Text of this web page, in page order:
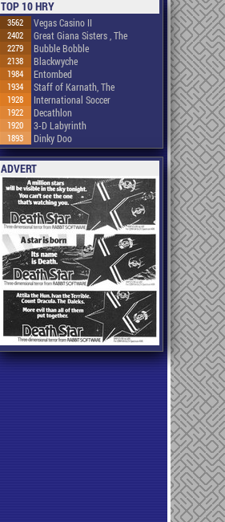
TOP 10 HRY
3562 Vegas Casino II
2402 Great Giana Sisters , The
2279 Bubble Bobble
2138 Blackwyche
1984 Entombed
1934 Staff of Karnath, The
1928 International Soccer
1922 Decathlon
1920 3-D Labyrinth
1893 Dinky Doo
ADVERT